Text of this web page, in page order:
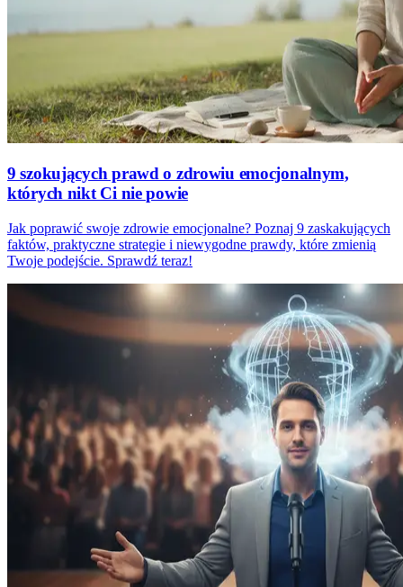
9 szokujących prawd o zdrowiu emocjonalnym,
których nikt Ci nie powie
Jak poprawić swoje zdrowie emocjonalne? Poznaj 9 zaskakujących
faktów, praktyczne strategie i niewygodne prawdy, które zmienią
Twoje podejście. Sprawdź teraz!